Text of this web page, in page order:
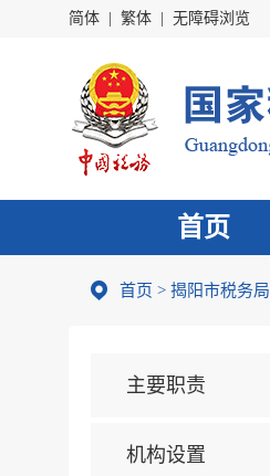
简体 繁体 无障碍浏览
首页
首页 > 揭阳市税务局
主要职责
机构设置